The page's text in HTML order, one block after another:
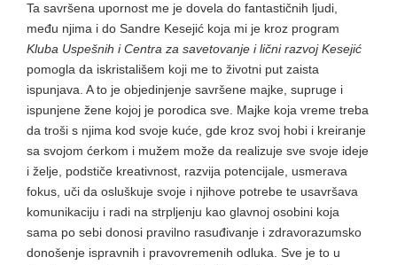
Ta savršena upornost me je dovela do fantastičnih ljudi,
među njima i do Sandre Kesejić koja mi je kroz program
Kluba Uspešnih i Centra za savetovanje i lični razvoj Kesejić
pomogla da iskristališem koji me to životni put zaista
ispunjava. A to je objedinjenje savršene majke, supruge i
ispunjene žene kojoj je porodica sve. Majke koja vreme treba
da troši s njima kod svoje kuće, gde kroz svoj hobi i kreiranje
sa svojom ćerkom i mužem može da realizuje sve svoje ideje
i želje, podstiče kreativnost, razvija potencijale, usmerava
fokus, uči da osluškuje svoje i njihove potrebe te usavršava
komunikaciju i radi na strpljenju kao glavnoj osobini koja
sama po sebi donosi pravilno rasuđivanje i zdravorazumsko
donošenje ispravnih i pravovremenih odluka. Sve je to u